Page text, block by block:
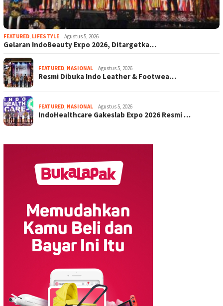
FEATURED, LIFESTYLE Agustus 5, 2026
Gelaran IndoBeauty Expo 2026, Ditargetka…
FEATURED, NASIONAL Agustus 5, 2026
Resmi Dibuka Indo Leather & Footwea…
FEATURED, NASIONAL Agustus 5, 2026
IndoHealthcare Gakeslab Expo 2026 Resmi …